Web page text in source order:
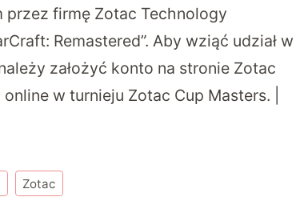
przez firmę Zotac Technology
Remastered”. Aby wziąć udział w
założyć konto na stronie Zotac
w turnieju Zotac Cup Masters. |
Zotac